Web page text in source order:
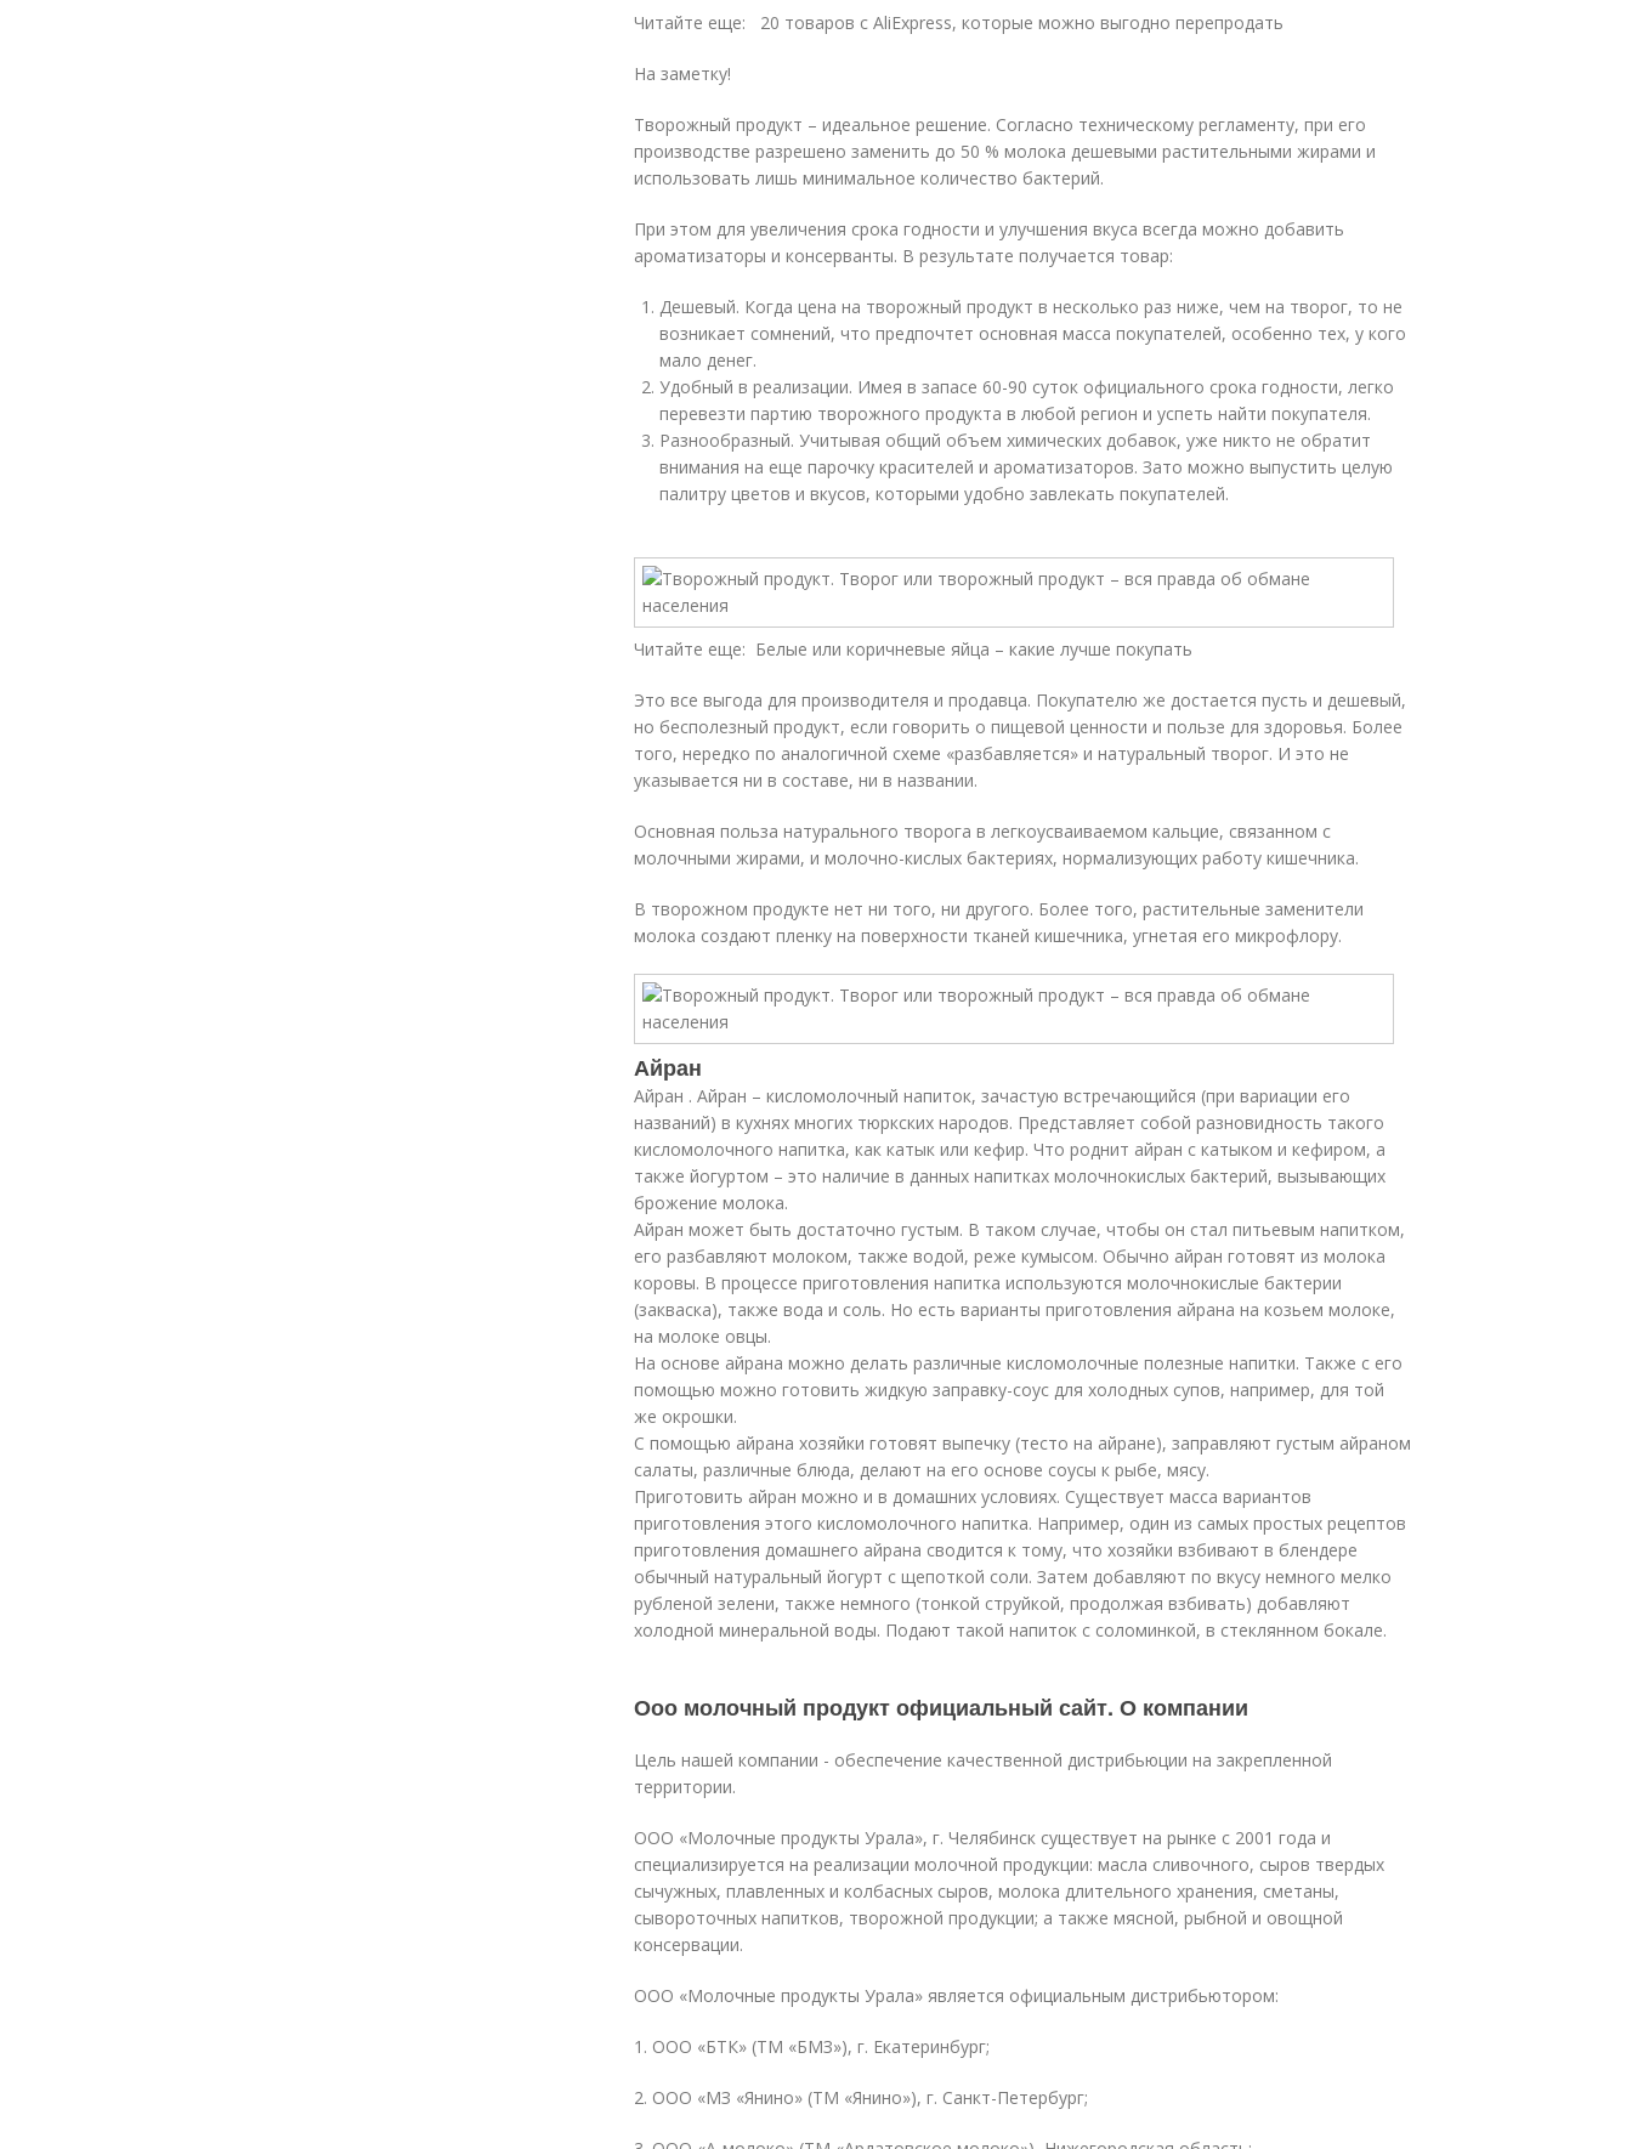
Читайте еще: 20 товаров с AliExpress, которые можно выгодно перепродать
На заметку!
Творожный продукт – идеальное решение. Согласно техническому регламенту, при его
производстве разрешено заменить до 50 % молока дешевыми растительными жирами и
использовать лишь минимальное количество бактерий.
При этом для увеличения срока годности и улучшения вкуса всегда можно добавить
ароматизаторы и консерванты. В результате получается товар:
Дешевый. Когда цена на творожный продукт в несколько раз ниже, чем на творог, то не
возникает сомнений, что предпочтет основная масса покупателей, особенно тех, у кого
мало денег.
Удобный в реализации. Имея в запасе 60-90 суток официального срока годности, легко
перевезти партию творожного продукта в любой регион и успеть найти покупателя.
Разнообразный. Учитывая общий объем химических добавок, уже никто не обратит
внимания на еще парочку красителей и ароматизаторов. Зато можно выпустить целую
палитру цветов и вкусов, которыми удобно завлекать покупателей.
Читайте еще: Белые или коричневые яйца – какие лучше покупать
Это все выгода для производителя и продавца. Покупателю же достается пусть и дешевый,
но бесполезный продукт, если говорить о пищевой ценности и пользе для здоровья. Более
того, нередко по аналогичной схеме «разбавляется» и натуральный творог. И это не
указывается ни в составе, ни в названии.
Основная польза натурального творога в легкоусваиваемом кальцие, связанном с
молочными жирами, и молочно-кислых бактериях, нормализующих работу кишечника.
В творожном продукте нет ни того, ни другого. Более того, растительные заменители
молока создают пленку на поверхности тканей кишечника, угнетая его микрофлору.
Айран
Айран . Айран – кисломолочный напиток, зачастую встречающийся (при вариации его
названий) в кухнях многих тюркских народов. Представляет собой разновидность такого
кисломолочного напитка, как катык или кефир. Что роднит айран с катыком и кефиром, а
также йогуртом – это наличие в данных напитках молочнокислых бактерий, вызывающих
брожение молока.
Айран может быть достаточно густым. В таком случае, чтобы он стал питьевым напитком,
его разбавляют молоком, также водой, реже кумысом. Обычно айран готовят из молока
коровы. В процессе приготовления напитка используются молочнокислые бактерии
(закваска), также вода и соль. Но есть варианты приготовления айрана на козьем молоке,
на молоке овцы.
На основе айрана можно делать различные кисломолочные полезные напитки. Также с его
помощью можно готовить жидкую заправку-соус для холодных супов, например, для той
же окрошки.
С помощью айрана хозяйки готовят выпечку (тесто на айране), заправляют густым айраном
салаты, различные блюда, делают на его основе соусы к рыбе, мясу.
Приготовить айран можно и в домашних условиях. Существует масса вариантов
приготовления этого кисломолочного напитка. Например, один из самых простых рецептов
приготовления домашнего айрана сводится к тому, что хозяйки взбивают в блендере
обычный натуральный йогурт с щепоткой соли. Затем добавляют по вкусу немного мелко
рубленой зелени, также немного (тонкой струйкой, продолжая взбивать) добавляют
холодной минеральной воды. Подают такой напиток с соломинкой, в стеклянном бокале.
Ооо молочный продукт официальный сайт. О компании
Цель нашей компании - обеспечение качественной дистрибьюции на закрепленной
территории.
ООО «Молочные продукты Урала», г. Челябинск существует на рынке с 2001 года и
специализируется на реализации молочной продукции: масла сливочного, сыров твердых
сычужных, плавленных и колбасных сыров, молока длительного хранения, сметаны,
сывороточных напитков, творожной продукции; а также мясной, рыбной и овощной
консервации.
ООО «Молочные продукты Урала» является официальным дистрибьютором:
1. ООО «БТК» (ТМ «БМЗ»), г. Екатеринбург;
2. ООО «МЗ «Янино» (ТМ «Янино»), г. Санкт-Петербург;